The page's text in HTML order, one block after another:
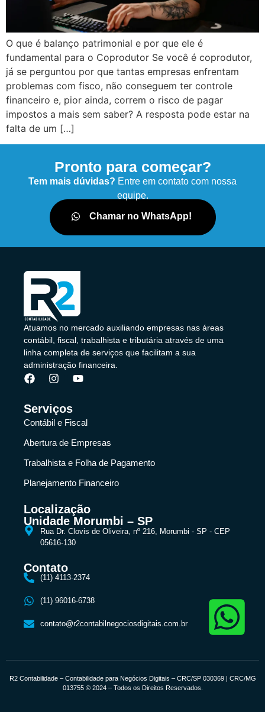
O que é balanço patrimonial e por que ele é
fundamental para o Coprodutor Se você é coprodutor,
já se perguntou por que tantas empresas enfrentam
problemas com fisco, não conseguem ter controle
financeiro e, pior ainda, correm o risco de pagar
impostos a mais sem saber? A resposta pode estar na
falta de um […]
Pronto para começar?
Tem mais dúvidas? Entre em contato com nossa
equipe.
Chamar no WhatsApp!
Atuamos no mercado auxiliando empresas nas áreas
contábil, fiscal, trabalhista e tributária através de uma
linha completa de serviços que facilitam a sua
administração financeira.
Serviços
Contábil e Fiscal
Abertura de Empresas
Trabalhista e Folha de Pagamento
Planejamento Financeiro
Localização
Unidade Morumbi – SP
Rua Dr. Clovis de Oliveira, nº 216, Morumbi - SP - CEP
05616-130
Contato
(11) 4113-2374
(11) 96016-6738
contato@r2contabilnegociosdigitais.com.br
R2 Contabilidade – Contabilidade para Negócios Digitais – CRC/SP 030369 | CRC/MG
013755 © 2024 – Todos os Direitos Reservados.